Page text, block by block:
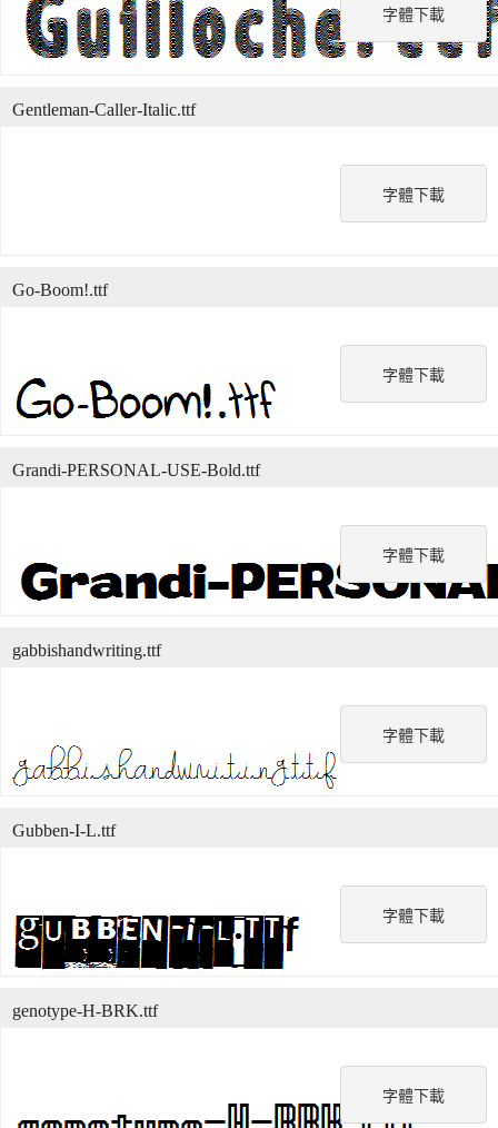
字體下載
字體下載
Gentleman-Caller-Italic.ttf
字體下載
Go-Boom!.ttf
字體下載
Grandi-PERSONAL-USE-Bold.ttf
字體下載
gabbishandwriting.ttf
字體下載
Gubben-I-L.ttf
字體下載
genotype-H-BRK.ttf